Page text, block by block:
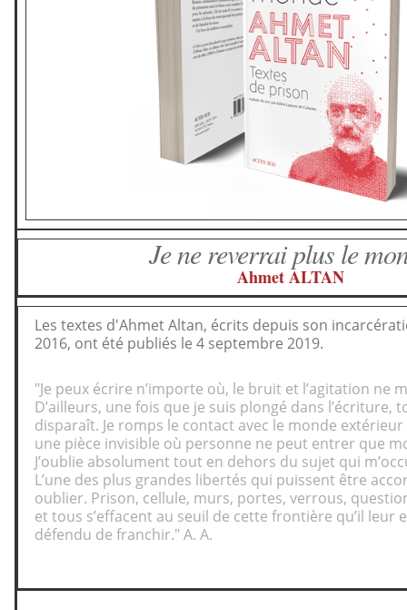
Je ne reverrai plus le
Ahmet ALTAN
Les textes d'Ahmet Altan, écrits depuis son
2016, ont été publiés le 4 septembre 2019.
"Je peux écrire n’importe où, le bruit et l’agitation ne
D’ailleurs, une fois que je suis plongé dans l’écriture,
disparaît. Je romps le contact avec le monde extérieur
une pièce invisible où personne ne peut entrer que
J’oublie absolument tout en dehors du sujet qui
L’une des plus grandes libertés qui puissent être
oublier. Prison, cellule, murs, portes, verrous,
et tous s’effacent au seuil de cette frontière qu’il leur
défendu de franchir." A. A.